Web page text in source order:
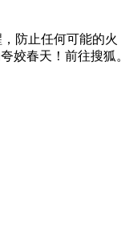
防止任何可能的火
姣春天！前往搜狐。